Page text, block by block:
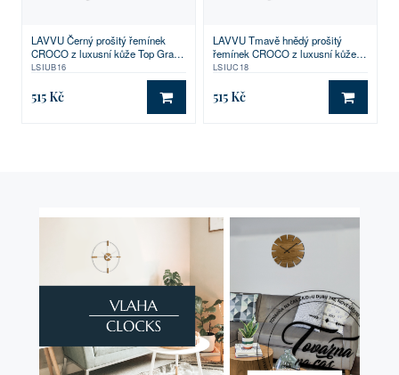
LAVVU Černý prošitý řemínek
CROCO z luxusní kůže Top Grain
- 16
LSIUB16
515 Kč DO KOŠÍKU
LAVVU Tmavě hnědý prošitý
řemínek CROCO z luxusní kůže
Top Grain - 18
LSIUC18
515 Kč DO